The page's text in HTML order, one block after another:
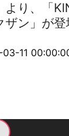
より、「
ン」が登
11